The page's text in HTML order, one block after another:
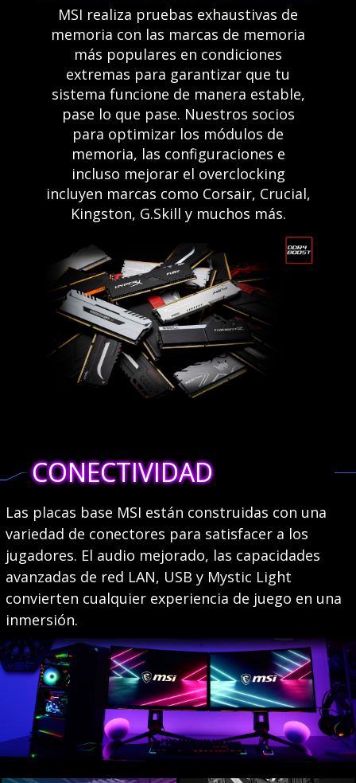
MSI realiza pruebas exhaustivas de
memoria con las marcas de memoria
más populares en condiciones
extremas para garantizar que tu
sistema funcione de manera estable,
pase lo que pase. Nuestros socios
para optimizar los módulos de
memoria, las configuraciones e
incluso mejorar el overclocking
incluyen marcas como Corsair, Crucial,
Kingston, G.Skill y muchos más.
CONECTIVIDAD
Las placas base MSI están construidas con una
variedad de conectores para satisfacer a los
jugadores. El audio mejorado, las capacidades
avanzadas de red LAN, USB y Mystic Light
convierten cualquier experiencia de juego en una
inmersión.